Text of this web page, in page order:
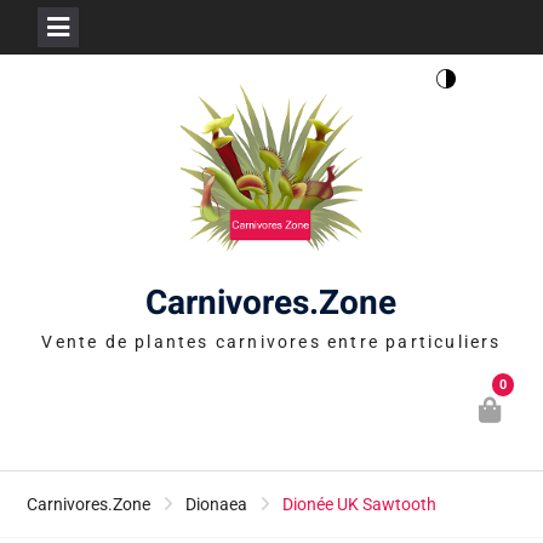
Carnivores.Zone
Vente de plantes carnivores entre particuliers
0
Carnivores.Zone Dionaea Dionée UK Sawtooth